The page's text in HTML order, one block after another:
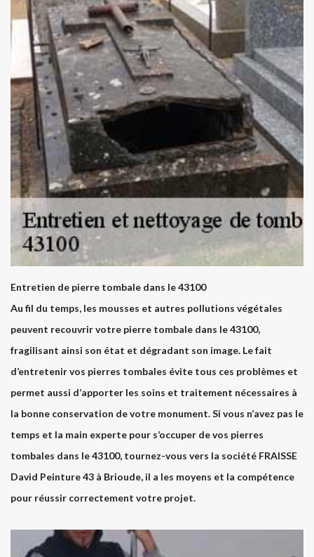
Entretien de pierre tombale dans le 43100
Au fil du temps, les mousses et autres pollutions végétales
peuvent recouvrir votre pierre tombale dans le 43100,
fragilisant ainsi son état et dégradant son image. Le fait
d’entretenir vos pierres tombales évite tous ces problèmes et
permet aussi d’apporter les soins et traitement nécessaires à
la bonne conservation de votre monument. Si vous n’avez pas le
temps et la main experte pour s’occuper de vos pierres
tombales dans le 43100, tournez-vous vers la société FRAISSE
David Peinture 43 à Brioude, il a les moyens et la compétence
pour réussir correctement votre projet.